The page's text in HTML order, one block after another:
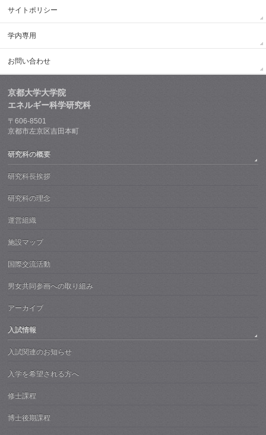
サイトポリシー
学内専用
お問い合わせ
京都大学大学院
エネルギー科学研究科
〒606-8501
京都市左京区吉田本町
研究科の概要
研究科長挨拶
研究科の理念
運営組織
施設マップ
国際交流活動
男女共同参画への取り組み
アーカイブ
入試情報
入試関連のお知らせ
入学を希望される方へ
修士課程
博士後期課程